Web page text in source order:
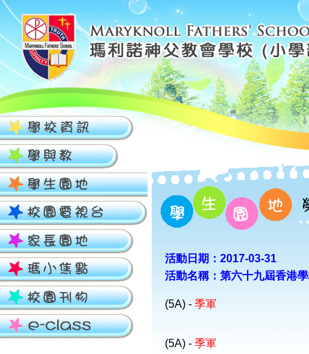
活動日期：2017-03-31
活動名稱：第六十九屆香港
(5A) - 季軍
(5A) - 季軍